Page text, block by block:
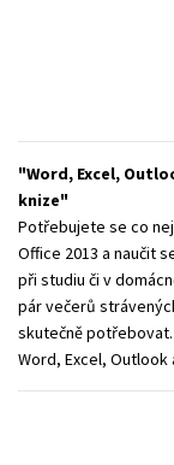
Word, Excel,
knize
Potřebujete se co
Office 2013 a naučit
při studiu či v
pár večerů
skutečně
Word, Excel, Outlook